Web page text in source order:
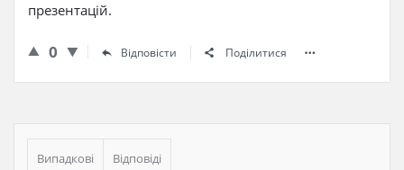
презентацій.
0 Відповісти Поділитися
Бічна
панель
Випадкові Відповіді